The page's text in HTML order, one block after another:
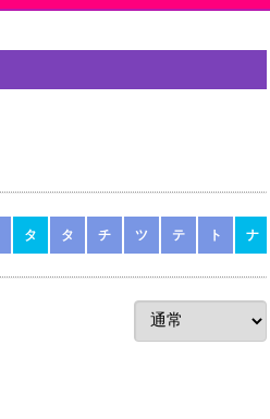
タ タ チ ツ テ ト ナ